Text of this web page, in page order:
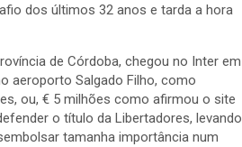
dos últimos 32 anos e tarda a hora
de Córdoba, chegou no Inter em
aeroporto Salgado Filho, como
ou, € 5 milhões como afirmou o site
o título da Libertadores, levando
tamanha importância num